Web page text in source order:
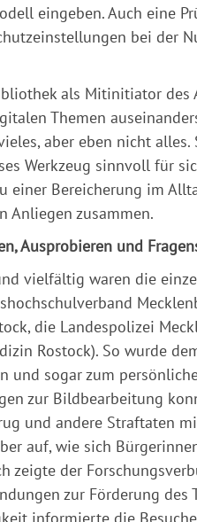
eingeben. Auch eine
bei der
als Mitinitiator
Themen
aber eben nicht
Werkzeug sinnvoll für
einer Bereicherung im
Anliegen zusammen.
Ausprobieren und
vielfältig waren die
die Landespolizei
Rostock). So wurde
und sogar zum
zur Bildbearbeitung
und andere Straftaten
auf, wie sich
zeigte der
zur Förderung